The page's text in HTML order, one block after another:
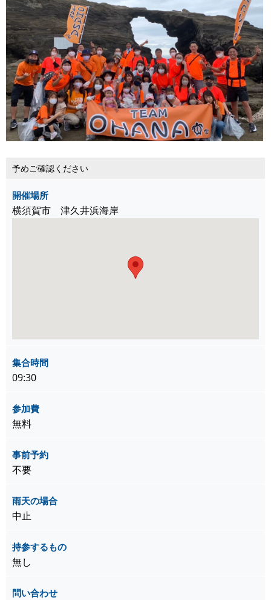
予めご確認ください
開催場所
横須賀市 津久井浜海岸
集合時間
09:30
参加費
無料
事前予約
不要
雨天の場合
中止
持参するもの
無し
問い合わせ